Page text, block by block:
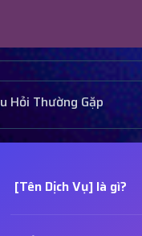
Hỏi Thường Gặp
[Tên Dịch Vụ] là gì?